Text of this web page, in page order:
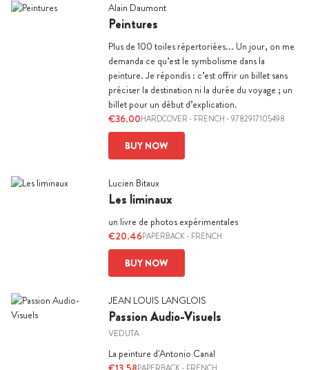
Alain Daumont
Peintures
Plus de 100 toiles répertoriées... Un jour, on me
demanda ce qu’est le symbolisme dans la
peinture. Je répondis : c’est offrir un billet sans
préciser la destination ni la durée du voyage ; un
billet pour un début d’explication.
€36.00HARDCOVER - FRENCH - 9782917105498
BUY NOW
Lucien Bitaux
Les liminaux
un livre de photos expérimentales
€20.46PAPERBACK- FRENCH
BUY NOW
JEAN LOUIS LANGLOIS
Passion Audio-Visuels
VEDUTA
La peinture d'Antonio Canal